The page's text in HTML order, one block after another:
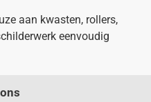
aan kwasten, rollers,
eenvoudig